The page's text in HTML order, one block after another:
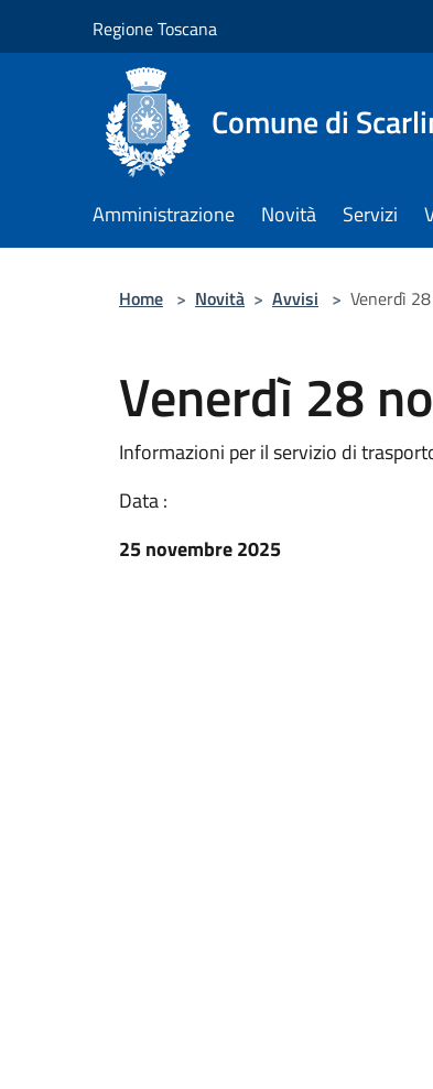
Regione Toscana
Comune di
Amministrazione Novità Servizi
Home > Novità > Avvisi > Venerdì
Venerdì 28
Informazioni per il servizio di
Data :
25 novembre 2025